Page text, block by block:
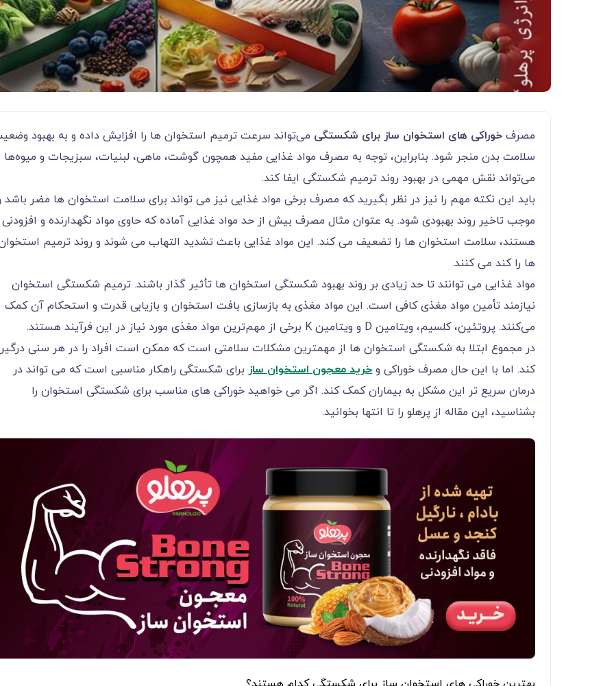
مصرف خوراکی های استخوان ساز برای شکستگی می‌تواند سرعت ترمیم استخوان ها را افزایش داده و به بهبود
سلامت بدن منجر شود. بنابراین، توجه به مصرف مواد غذایی مفید همچون گوشت، ماهی، لبنیات، سبزیجات و میوه‌ها
می‌تواند نقش مهمی در بهبود روند ترمیم شکستگی ایفا کند.
باید این نکته مهم را نیز در نظر بگیرید که مصرف برخی مواد غذایی نیز می تواند برای سلامت استخوان ها مضر باشد
موجب تاخیر روند بهبودی شود. به عتوان مثال مصرف بیش از حد مواد غذایی آماده که حاوی مواد نگهدارنده و افزودنی
هستند، سلامت استخوان ها را تضعیف می کند. این مواد غذایی باعث تشدید التهاب می شوند و روند ترمیم
ها را کند می کنند.
مواد غذایی می توانند تا حد زیادی بر روند بهبود شکستگی استخوان ها تأثیر گذار باشند. ترمیم شکستگی استخوان
نیازمند تأمین مواد مغذی کافی است. این مواد مغذی به بازسازی بافت استخوان و بازیابی قدرت و استحکام آن کمک
می‌کنند. پروتئین، کلسیم، ویتامین D و ویتامین K برخی از مهم‌ترین مواد مغذی مورد نیاز در این فرآیند هستند.
در مجموع ابتلا به شکستگی استخوان ها از مهمترین مشکلات سلامتی است که ممکن است افراد را در هر سنی درگیر
کند. اما با این حال مصرف خوراکی وخرید معجون استخوان ساز برای شکستگی راهکار مناسبی است که می تواند در
درمان سریع تر این مشکل به بیماران کمک کند. اگر می خواهید خوراکی های مناسب برای شکستگی استخوان را
بشناسید، این مقاله از پرهلو را تا انتها بخوانید.